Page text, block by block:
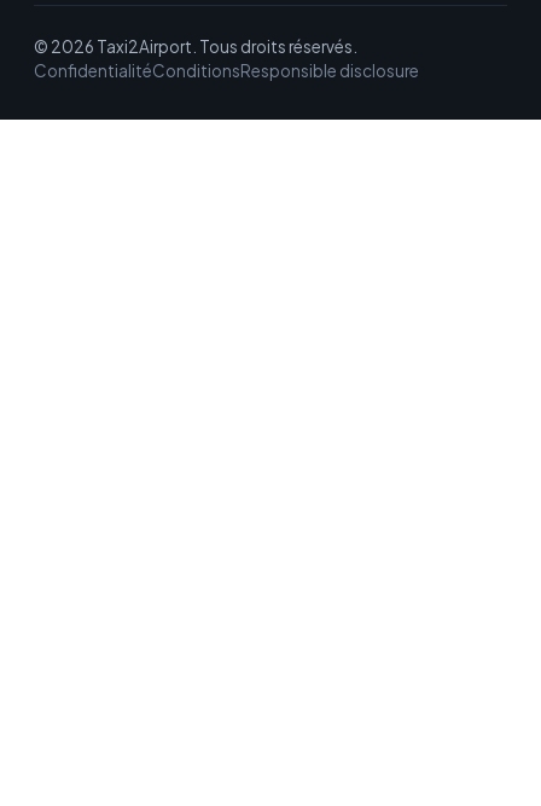
© 2026 Taxi2Airport. Tous droits réservés.
ConfidentialitéConditionsResponsible disclosure